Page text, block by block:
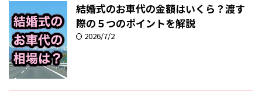
結婚式のお車代の金額はいくら？渡す
際の５つのポイントを解説
2026/7/2